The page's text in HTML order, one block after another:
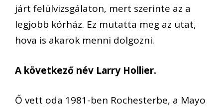
járt felülvizsgálaton, mert szerinte az a
legjobb kórház. Ez mutatta meg az utat,
hova is akarok menni dolgozni.
A következő név Larry Hollier.
Ő vett oda 1981-ben Rochesterbe, a Mayo